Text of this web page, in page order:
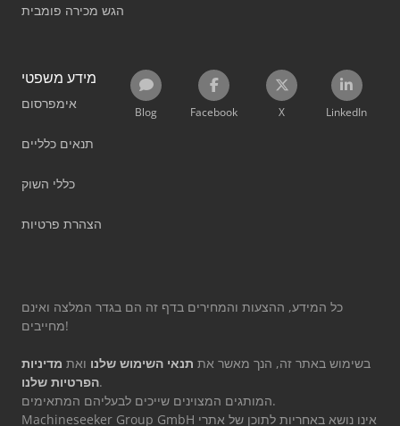
הגש מכירה פומבית
מידע משפטי
אימפרסום
תנאים כלליים
כללי השוק
הצהרת פרטיות
Blog Facebook X LinkedIn
כל המידע, ההצעות והמחירים בדף זה הם בגדר המלצה ואינם
מחייבים!
בשימוש באתר זה, הנך מאשר את תנאי השימוש שלנו ואת מדיניות
הפרטיות שלנו.
המותגים המצוינים שייכים לבעליהם המתאימים.
Machineseeker Group GmbH אינו נושא באחריות לתוכן של אתרי